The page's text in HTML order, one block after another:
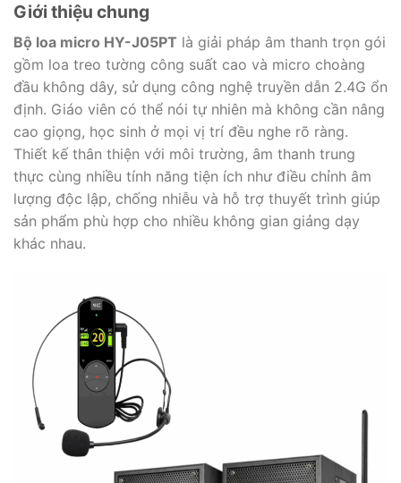
Giới thiệu chung
Bộ loa micro HY-J05PT là giải pháp âm thanh trọn gói
gồm loa treo tường công suất cao và micro choàng
đầu không dây, sử dụng công nghệ truyền dẫn 2.4G ổn
định. Giáo viên có thể nói tự nhiên mà không cần nâng
cao giọng, học sinh ở mọi vị trí đều nghe rõ ràng.
Thiết kế thân thiện với môi trường, âm thanh trung
thực cùng nhiều tính năng tiện ích như điều chỉnh âm
lượng độc lập, chống nhiễu và hỗ trợ thuyết trình giúp
sản phẩm phù hợp cho nhiều không gian giảng dạy
khác nhau.